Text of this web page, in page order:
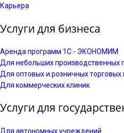
Карьера
Услуги для бизнеса
Аренда программ 1С - ЭКОНОМИМ
Для небольших производственных
Для оптовых и розничных торговых
Для коммерческих клиник
Услуги для
Для автономных учреждений